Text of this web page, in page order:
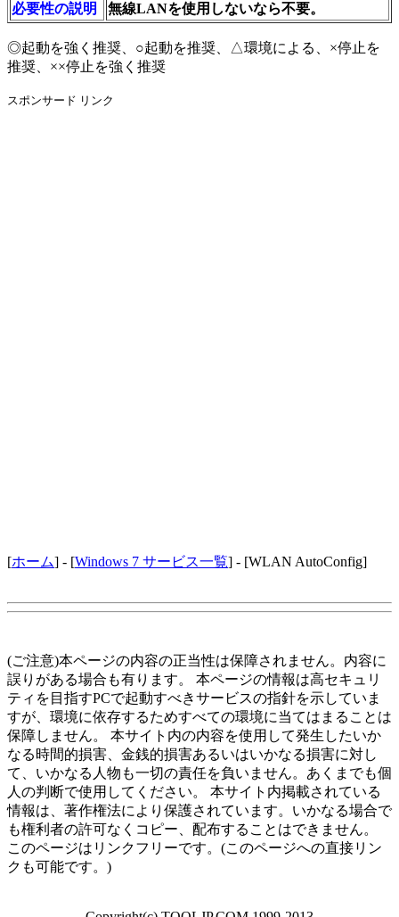
必要性の説明
無線LANを使用しないなら不要。
◎起動を強く推奨、○起動を推奨、△環境による、×停止を
推奨、××停止を強く推奨
スポンサード リンク
[ホーム] - [Windows 7 サービス一覧] - [WLAN AutoConfig]
(ご注意)本ページの内容の正当性は保障されません。内容に
誤りがある場合も有ります。 本ページの情報は高セキュリ
ティを目指すPCで起動すべきサービスの指針を示していま
すが、環境に依存するためすべての環境に当てはまることは
保障しません。 本サイト内の内容を使用して発生したいか
なる時間的損害、金銭的損害あるいはいかなる損害に対し
て、いかなる人物も一切の責任を負いません。あくまでも個
人の判断で使用してください。 本サイト内掲載されている
情報は、著作権法により保護されています。いかなる場合で
も権利者の許可なくコピー、配布することはできません。
このページはリンクフリーです。(このページへの直接リン
クも可能です。)